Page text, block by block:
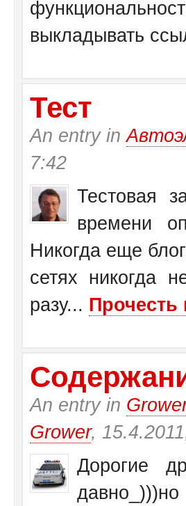
выкладывать
Тест
An entry in
7:42
Тестовая
времени
Никогда еще
сетях никогда
разу... Прочесть
An entry in
Grower,
Дорогие